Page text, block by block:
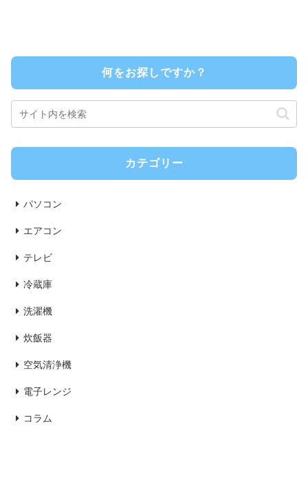
何をお探しですか？
カテゴリー
パソコン
エアコン
テレビ
冷蔵庫
洗濯機
炊飯器
空気清浄機
電子レンジ
コラム